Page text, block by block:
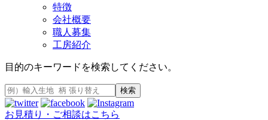
特徴
会社概要
職人募集
工房紹介
目的のキーワードを検索してください。
検索
お見積り・ご相談はこちら